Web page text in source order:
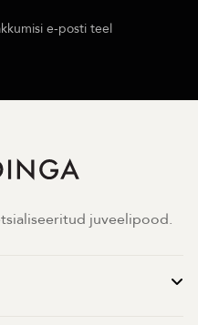
e-posti teel
juveelipood.